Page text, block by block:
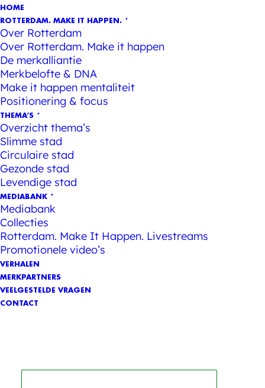
HOME
ROTTERDAM. MAKE IT HAPPEN.
Over Rotterdam
Over Rotterdam. Make it happen
De merkalliantie
Merkbelofte & DNA
Make it happen mentaliteit
Positionering & focus
THEMA’S
Overzicht thema’s
Slimme stad
Circulaire stad
Gezonde stad
Levendige stad
MEDIABANK
Mediabank
Collecties
Rotterdam. Make It Happen. Livestreams
Promotionele video’s
VERHALEN
MERKPARTNERS
VEELGESTELDE VRAGEN
CONTACT